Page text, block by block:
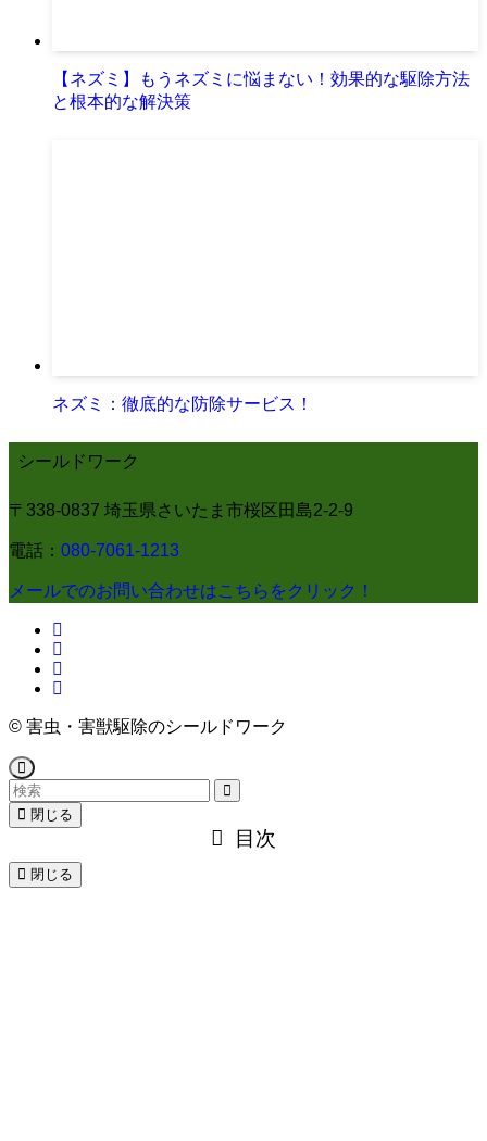
【ネズミ】もうネズミに悩まない！効果的な駆除方法
と根本的な解決策
ネズミ：徹底的な防除サービス！
シールドワーク
〒338-0837 埼玉県さいたま市桜区田島2-2-9
電話： 080-7061-1213
メールでのお問い合わせはこちらをクリック！
© 害虫・害獣駆除のシールドワーク
閉じる
目次
閉じる